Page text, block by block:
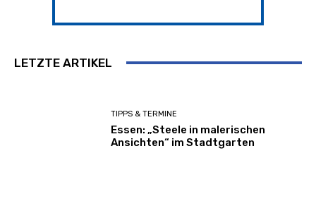
LETZTE ARTIKEL
TIPPS & TERMINE
Essen: „Steele in malerischen
Ansichten“ im Stadtgarten